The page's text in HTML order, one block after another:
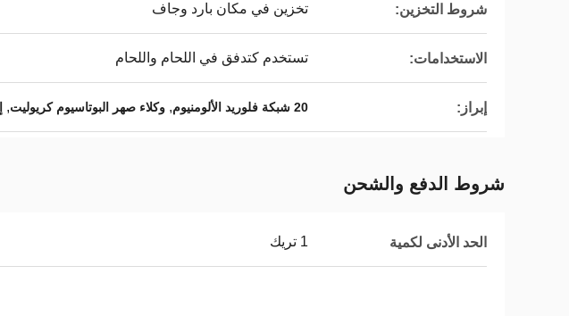
شروط التخزين: تخزين في مكان بارد وجاف
الاستخدامات: تستخدم كتدفق في اللحام واللحام
إبراز: 20 شبكة فلوريد الألومنيوم , وكلاء صهر البوتاسيوم كريوليت,
شروط الدفع والشحن
الحد الأدنى لكمية 1 تريك